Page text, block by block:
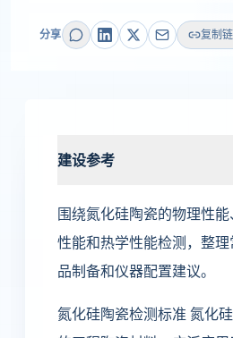
分享 复制
建设参考
围绕氮化硅陶瓷的物理性
性能和热学性能检测，整
品制备和仪器配置建议。
氮化硅陶瓷检测标准 氮化